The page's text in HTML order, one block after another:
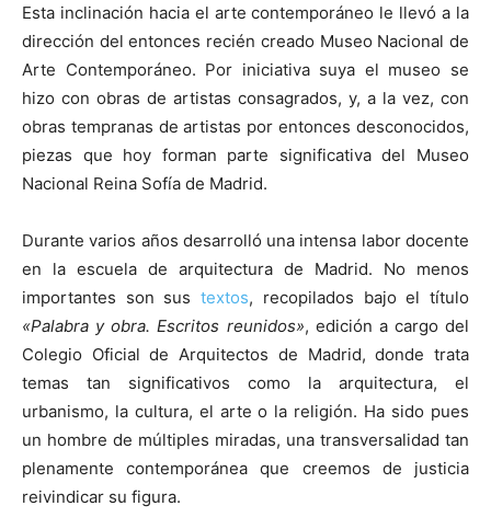
Esta inclinación hacia el arte contemporáneo le llevó a la
dirección del entonces recién creado Museo Nacional de
Arte Contemporáneo. Por iniciativa suya el museo se
hizo con obras de artistas consagrados, y, a la vez, con
obras tempranas de artistas por entonces desconocidos,
piezas que hoy forman parte significativa del Museo
Nacional Reina Sofía de Madrid.
Durante varios años desarrolló una intensa labor docente
en la escuela de arquitectura de Madrid. No menos
importantes son sustextos, recopilados bajo el título
«Palabra y obra. Escritos reunidos», edición a cargo del
Colegio Oficial de Arquitectos de Madrid, donde trata
temas tan significativos como la arquitectura, el
urbanismo, la cultura, el arte o la religión. Ha sido pues
un hombre de múltiples miradas, una transversalidad tan
plenamente contemporánea que creemos de justicia
reivindicar su figura.